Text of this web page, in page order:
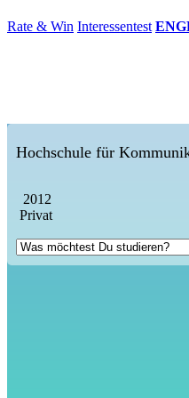
Rate & Win Interessentest
Hochschule für
2012
Privat